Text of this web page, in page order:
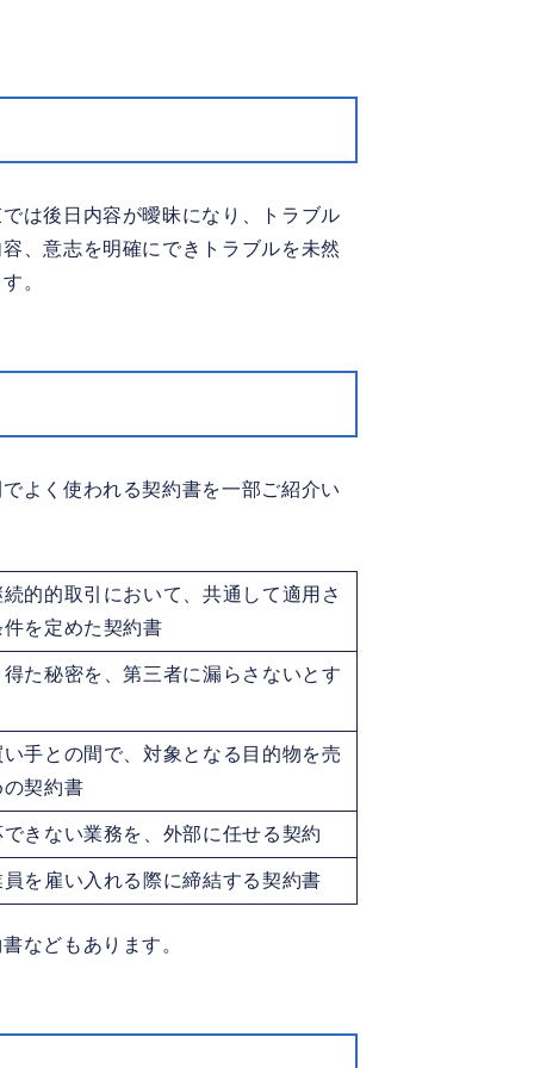
は後日内容が曖昧になり、トラブル
、意志を明確にできトラブルを未然
。
よく使われる契約書を一部ご紹介い
的的取引において、共通して適用さ
を定めた契約書
た秘密を、第三者に漏らさないとす
手との間で、対象となる目的物を売
契約書
きない業務を、外部に任せる契約
を雇い入れる際に締結する契約書
などもあります。